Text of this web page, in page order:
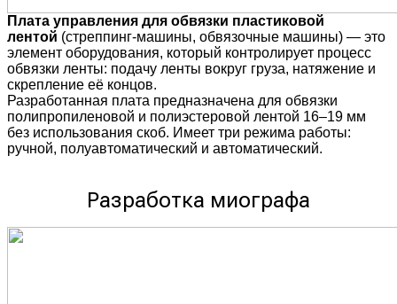
Плата управления для обвязки пластиковой
лентой (стреппинг-машины, обвязочные машины) — это
элемент оборудования, который контролирует процесс
обвязки ленты: подачу ленты вокруг груза, натяжение и
скрепление её концов.
Разработанная плата предназначена для обвязки
полипропиленовой и полиэстеровой лентой 16–19 мм
без использования скоб. Имеет три режима работы:
ручной, полуавтоматический и автоматический.
Разработка миографа